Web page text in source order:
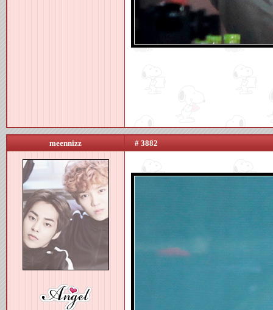
meennizz # 3882